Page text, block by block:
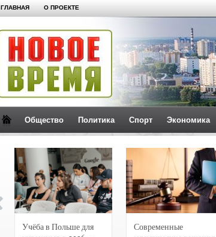
ГЛАВНАЯ О ПРОЕКТЕ
Общество Политика Спорт Экономика
Учёба в Польше для
Современные